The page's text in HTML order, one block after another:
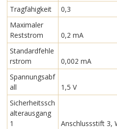
Tragfähigkeit
0,3
Maximaler
Reststrom
0,2 mA
Standardfehle
rstrom
0,002 mA
Spannungsabf
all
1,5 V
Sicherheitssch
alterausgang
1
Anschlussstift 3,